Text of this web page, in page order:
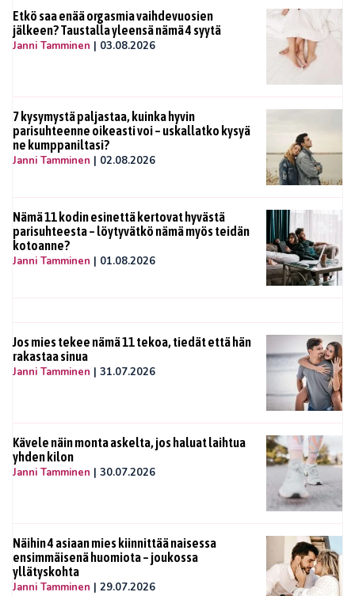
Etkö saa enää orgasmia vaihdevuosien
jälkeen? Taustalla yleensä nämä 4 syytä
Janni Tamminen | 03.08.2026
7 kysymystä paljastaa, kuinka hyvin
parisuhteenne oikeasti voi – uskallatko kysyä
ne kumppaniltasi?
Janni Tamminen | 02.08.2026
Nämä 11 kodin esinettä kertovat hyvästä
parisuhteesta – löytyvätkö nämä myös teidän
kotoanne?
Janni Tamminen | 01.08.2026
Jos mies tekee nämä 11 tekoa, tiedät että hän
rakastaa sinua
Janni Tamminen | 31.07.2026
Kävele näin monta askelta, jos haluat laihtua
yhden kilon
Janni Tamminen | 30.07.2026
Näihin 4 asiaan mies kiinnittää naisessa
ensimmäisenä huomiota – joukossa
yllätyskohta
Janni Tamminen | 29.07.2026